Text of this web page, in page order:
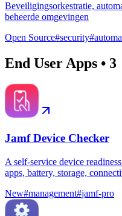
Beveiligingsorkestratie,
beheerde omgevingen
Open Source#security#
End User Apps • 3
Jamf Device Checker
A self-service device
apps, battery, storage,
New#management#jamf-pro